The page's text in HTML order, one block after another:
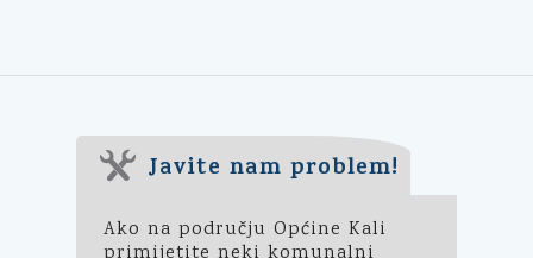
Javite nam problem!
Ako na području Općine Kali